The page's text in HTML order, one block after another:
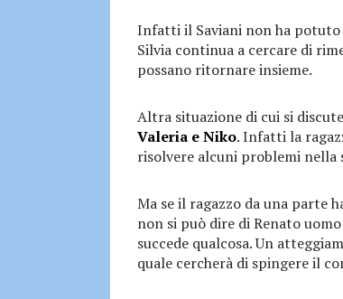
Infatti il Saviani non ha potuto
Silvia continua a cercare di
possano ritornare insieme.
Altra situazione di cui si
Valeria e Niko. Infatti la
risolvere alcuni problemi nella
Ma se il ragazzo da una parte
non si può dire di Renato
succede qualcosa. Un
quale cercherà di spingere il